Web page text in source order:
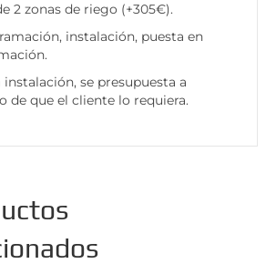
2 zonas de riego (+305€).
instalación, puesta en
se presupuesta a
de que el cliente lo requiera.